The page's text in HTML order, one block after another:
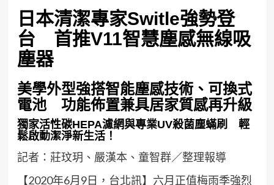
日本清潔專家Switle強勢登
台 首推V11智慧塵感無線吸
塵器
美學外型強搭智能塵感技術、可換式
電池 功能佈置兼具居家質感再升級
獨家活性碳HEPA濾網與專業UV殺菌塵蟎刷 輕
鬆啟動潔淨新生活！
記者：莊玟玥、嚴漢本、童智群／整理報導
【2020年6月9日，台北訊】六月正值梅雨季強烈